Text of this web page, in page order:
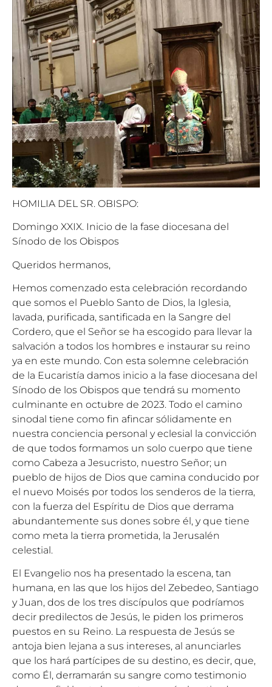
HOMILIA DEL SR. OBISPO:
Domingo XXIX. Inicio de la fase diocesana del
Sínodo de los Obispos
Queridos hermanos,
Hemos comenzado esta celebración recordando
que somos el Pueblo Santo de Dios, la Iglesia,
lavada, purificada, santificada en la Sangre del
Cordero, que el Señor se ha escogido para llevar la
salvación a todos los hombres e instaurar su reino
ya en este mundo. Con esta solemne celebración
de la Eucaristía damos inicio a la fase diocesana del
Sínodo de los Obispos que tendrá su momento
culminante en octubre de 2023. Todo el camino
sinodal tiene como fin afincar sólidamente en
nuestra conciencia personal y eclesial la convicción
de que todos formamos un solo cuerpo que tiene
como Cabeza a Jesucristo, nuestro Señor; un
pueblo de hijos de Dios que camina conducido por
el nuevo Moisés por todos los senderos de la tierra,
con la fuerza del Espíritu de Dios que derrama
abundantemente sus dones sobre él, y que tiene
como meta la tierra prometida, la Jerusalén
celestial.
El Evangelio nos ha presentado la escena, tan
humana, en las que los hijos del Zebedeo, Santiago
y Juan, dos de los tres discípulos que podríamos
decir predilectos de Jesús, le piden los primeros
puestos en su Reino. La respuesta de Jesús se
antoja bien lejana a sus intereses, al anunciarles
que los hará partícipes de su destino, es decir, que,
como Él, derramarán su sangre como testimonio